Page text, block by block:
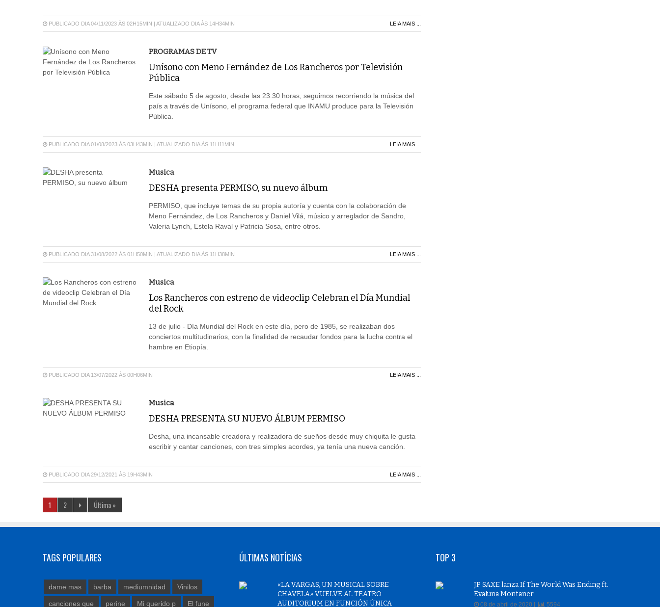
PUBLICADO DIA 04/11/2023 ÀS 02H15MIN | ATUALIZADO DIA ÀS 14H34MIN LEIA MAIS ...
PROGRAMAS DE TV
Unísono con Meno Fernández de Los Rancheros por Televisión
Pública
Este sábado 5 de agosto, desde las 23.30 horas, seguimos recorriendo la música del
país a través de Unísono, el programa federal que INAMU produce para la Televisión
Pública.
PUBLICADO DIA 01/08/2023 ÀS 03H43MIN | ATUALIZADO DIA ÀS 11H11MIN LEIA MAIS ...
Musica
DESHA presenta PERMISO, su nuevo álbum
PERMISO, que incluye temas de su propia autoría y cuenta con la colaboración de
Meno Fernández, de Los Rancheros y Daniel Vilá, músico y arreglador de Sandro,
Valeria Lynch, Estela Raval y Patricia Sosa, entre otros.
PUBLICADO DIA 31/08/2022 ÀS 01H50MIN | ATUALIZADO DIA ÀS 11H38MIN LEIA MAIS ...
Musica
Los Rancheros con estreno de videoclip Celebran el Día Mundial
del Rock
13 de julio - Día Mundial del Rock en este día, pero de 1985, se realizaban dos
conciertos multitudinarios, con la finalidad de recaudar fondos para la lucha contra el
hambre en Etiopía.
PUBLICADO DIA 13/07/2022 ÀS 00H06MIN LEIA MAIS ...
Musica
DESHA PRESENTA SU NUEVO ÁLBUM PERMISO
Desha, una incansable creadora y realizadora de sueños desde muy chiquita le gusta
escribir y cantar canciones, con tres simples acordes, ya tenía una nueva canción.
PUBLICADO DIA 29/12/2021 ÀS 19H43MIN LEIA MAIS ...
1 2 Última »
TAGS POPULARES
dame mas barba mediumnidad Vinilos
canciones que perine Mi querido p El fune
ÚLTIMAS NOTÍCIAS
«LA VARGAS, UN MUSICAL SOBRE
CHAVELA» VUELVE AL TEATRO
AUDITORIUM EN FUNCIÓN ÚNICA
TOP 3
JP SAXE lanza If The World Was Ending ft.
Evaluna Montaner
08 de abril de 2020 | 5594